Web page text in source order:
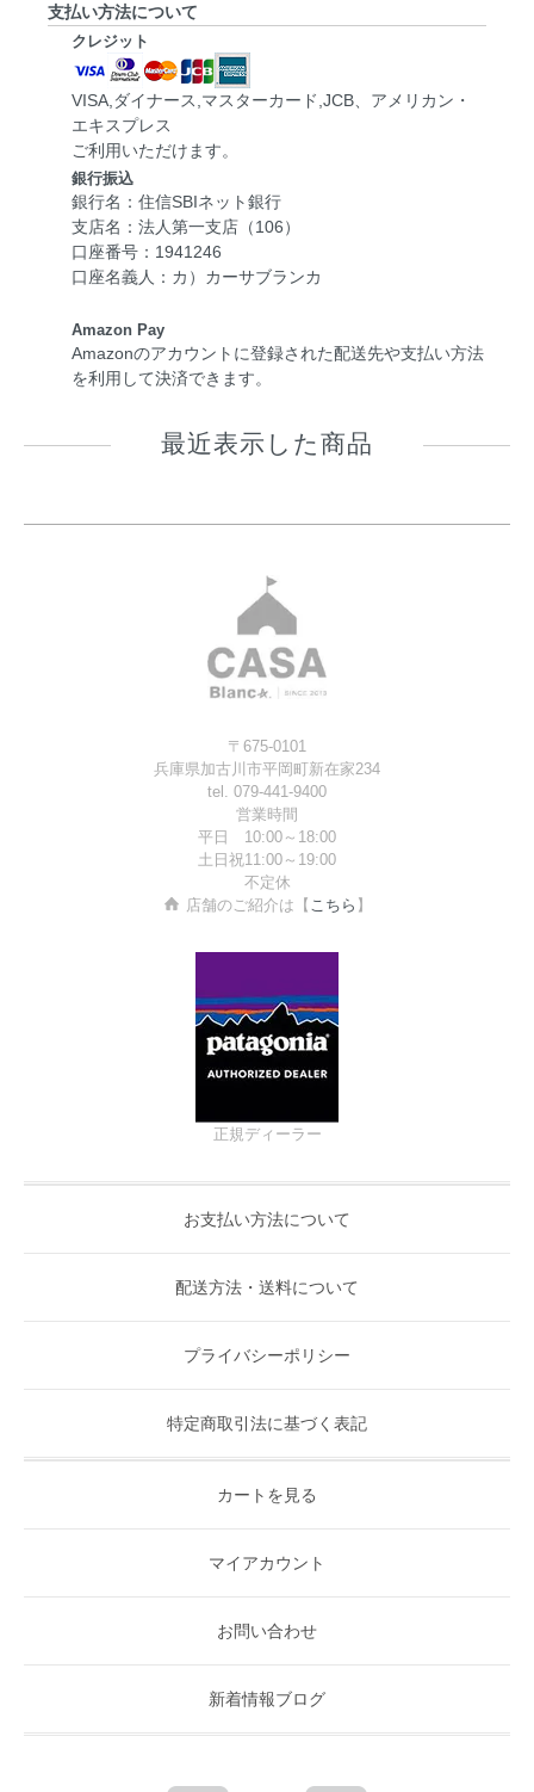
支払い方法について
クレジット
VISA,ダイナース,マスターカード,JCB、アメリカン・
エキスプレス
ご利用いただけます。
銀行振込
銀行名：住信SBIネット銀行
支店名：法人第一支店（106）
口座番号：1941246
口座名義人：カ）カーサブランカ
Amazon Pay
Amazonのアカウントに登録された配送先や支払い方法
を利用して決済できます。
最近表示した商品
〒675-0101
兵庫県加古川市平岡町新在家234
tel. 079-441-9400
営業時間
平日 10:00～18:00
土日祝11:00～19:00
不定休
店舗のご紹介は【 こちら 】
正規ディーラー
お支払い方法について
配送方法・送料について
プライバシーポリシー
特定商取引法に基づく表記
カートを見る
マイアカウント
お問い合わせ
新着情報ブログ